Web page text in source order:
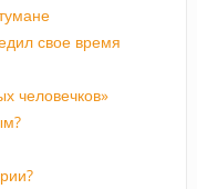
свое время
человечков»